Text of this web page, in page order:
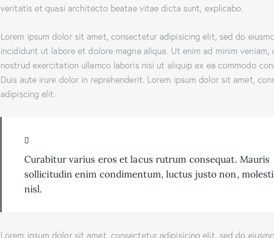
veritatis et quasi architecto beatae vitae dicta sunt, explicabo.
Lorem ipsum dolor sit amet, consectetur adipisicing elit, sed do
incididunt ut labore et dolore magna aliqua. Ut enim ad minim veniam,
nostrud exercitation ullamco laboris nisi ut aliquip ex ea commodo
Duis aute irure dolor in reprehenderit. Lorem ipsum dolor sit amet,
adipiscing elit.
Curabitur varius eros et lacus rutrum consequat. Mauris
sollicitudin enim condimentum, luctus justo non,
nisl.
Lorem ipsum dolor sit amet, consectetur adipisicing elit, sed do